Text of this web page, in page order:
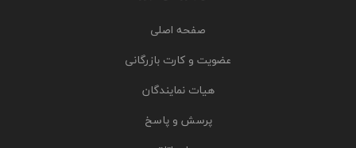
صفحه اصلی
عضویت و کارت بازرگانی
هیات نمایندگان
پرسش و پاسخ